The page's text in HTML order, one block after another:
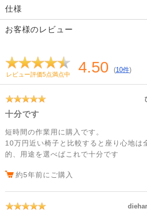
仕様
お客様のレビュー
レビュー評価5点満点中 4.50 (10件)
十分です
短時間の作業用に購入です。
10万円近い椅子と比較すると座り心地は
的、用途を選べばこれで十分です
約5年前にご購入